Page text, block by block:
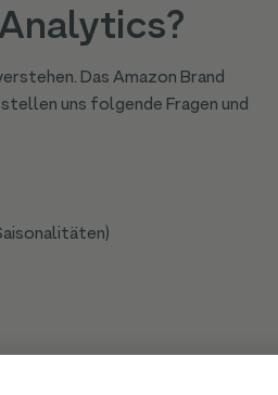
Das Amazon Brand
uns folgende Fragen und